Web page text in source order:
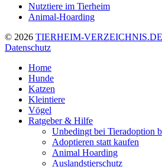
Nutztiere im Tierheim
Animal-Hoarding
© 2026 TIERHEIM-VERZEICHNIS.DE
Datenschutz
Home
Hunde
Katzen
Kleintiere
Vögel
Ratgeber & Hilfe
Unbedingt bei Tieradoption
Adoptieren statt kaufen
Animal Hoarding
Auslandstierschutz